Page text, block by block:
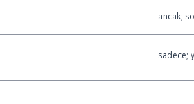
ancak;
sadece;